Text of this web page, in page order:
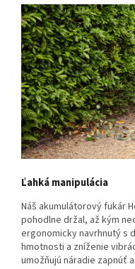
Ľahká manipulácia
Náš akumulátorový fukár
pohodlne držal, až kým
ergonomicky navrhnutý s
hmotnosti a zníženie
umožňujú náradie zapnúť